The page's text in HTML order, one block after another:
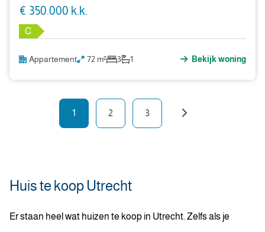
€ 350.000 k.k.
C
Appartement 72 m² 3 1 Bekijk woning
1 2 3
Huis te koop Utrecht
Er staan heel wat huizen te koop in Utrecht. Zelfs als je